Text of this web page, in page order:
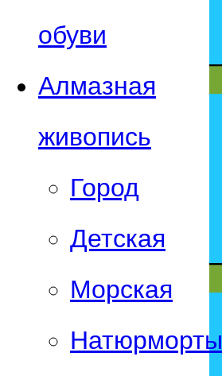
обуви
Алмазная
живопись
Город
Детская
Морская
Натюрморты